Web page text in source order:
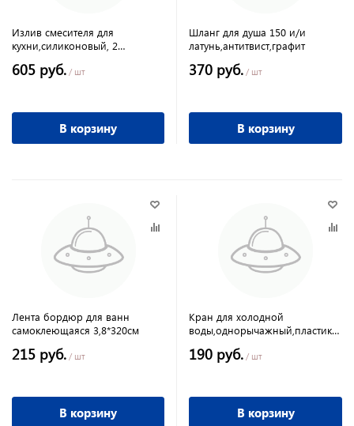
Излив смесителя для
кухни,силиконовый, 2
605 руб. / шт
В корзину
Шланг для душа 150 и/и
латунь,антитвист,графит
370 руб. / шт
В корзину
Лента бордюр для ванн
самоклеющаяся 3,8*320см
215 руб. / шт
В корзину
Кран для холодной
воды,однорычажный,пластик
190 руб. / шт
В корзину